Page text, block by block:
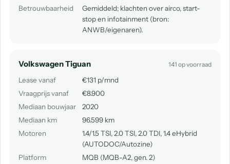
Betrouwbaarheid
Gemiddeld; klachten over airco, start-
stop en infotainment (bron:
ANWB/eigenaren).
Volkswagen Tiguan 141 op voorraad
Lease vanaf
€131 p/mnd
Vraagprijs vanaf
€8.900
Mediaan bouwjaar
2020
Mediaan km
96.599 km
Motoren
1.4/1.5 TSI, 2.0 TSI, 2.0 TDI, 1.4 eHybrid
(AUTODOC/Autozine)
Platform
MQB (MQB-A2, gen. 2)